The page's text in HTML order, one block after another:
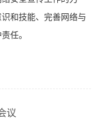
和技能、完善网络与
任。
议